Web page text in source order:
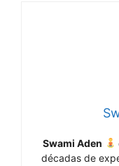
Swami Aden
décadas de